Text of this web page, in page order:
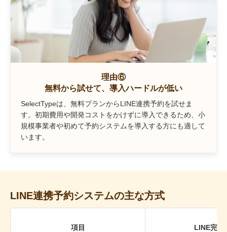
理由⑥
無料から試せて、導入ハードルが低い
SelectTypeは、無料プランからLINE連携予約を試せま
す。初期費用や開発コストをかけずに導入できるため、小
規模事業者や初めて予約システムを導入する方にも適して
います。
LINE連携予約システムの主な方式
項目 LINE完結